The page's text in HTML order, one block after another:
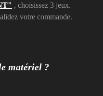
, choisissez 3 jeux.
votre commande.
matériel ?